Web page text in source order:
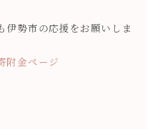
伊勢市の応援をお願いしま
附金ページ